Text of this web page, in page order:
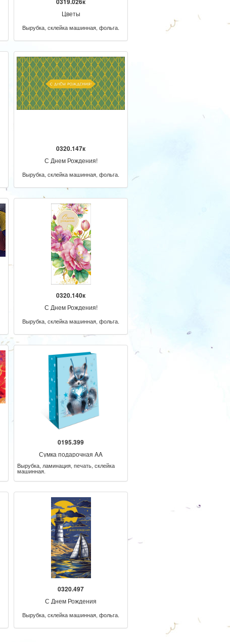
Цветы
Вырубка, склейка машинная, фольга.
0320.147к
С Днем Рождения!
Вырубка, склейка машинная, фольга.
0320.140к
С Днем Рождения!
Вырубка, склейка машинная, фольга.
0195.399
Сумка подарочная AA
Вырубка, ламинация, печать, склейка
машинная.
0320.497
С Днем Рождения
Вырубка, склейка машинная, фольга.